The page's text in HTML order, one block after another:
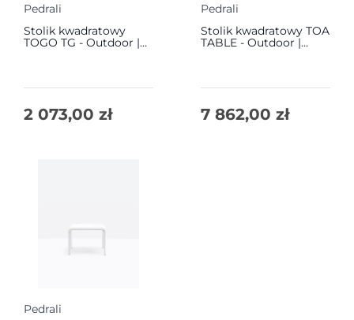
Pedrali
Stolik kwadratowy
TOGO TG - Outdoor |
2 073,00 zł
Pedrali
Stolik kwadratowy TOA
TABLE - Outdoor |
7 862,00 zł
Pedrali